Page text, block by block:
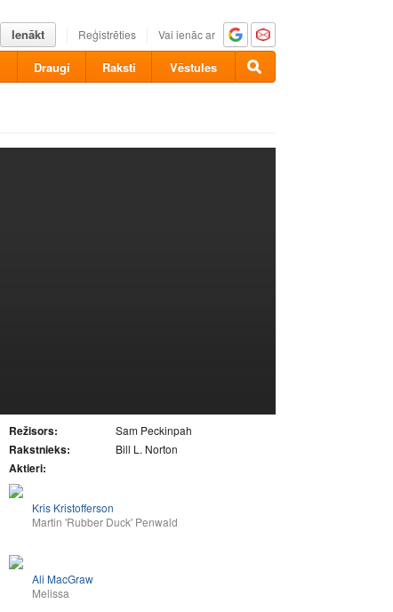
Ienākt Reģistrēties Vai ienāc ar
Draugi Raksti Vēstules
Režisors: Sam Peckinpah
Rakstnieks: Bill L. Norton
Aktieri:
Kris Kristofferson
Martin 'Rubber Duck' Penwald
Ali MacGraw
Melissa